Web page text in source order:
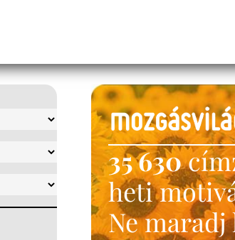
35 630
heti
Ne maradj